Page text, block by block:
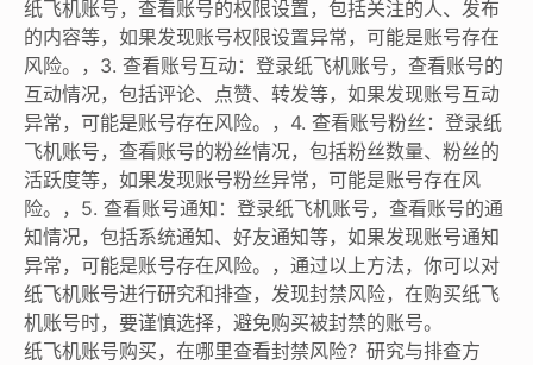
纸飞机账号，查看账号的权限设置，包括关注的人、发布
的内容等，如果发现账号权限设置异常，可能是账号存在
风险。，3. 查看账号互动：登录纸飞机账号，查看账号的
互动情况，包括评论、点赞、转发等，如果发现账号互动
异常，可能是账号存在风险。，4. 查看账号粉丝：登录纸
飞机账号，查看账号的粉丝情况，包括粉丝数量、粉丝的
活跃度等，如果发现账号粉丝异常，可能是账号存在风
险。，5. 查看账号通知：登录纸飞机账号，查看账号的通
知情况，包括系统通知、好友通知等，如果发现账号通知
异常，可能是账号存在风险。，通过以上方法，你可以对
纸飞机账号进行研究和排查，发现封禁风险，在购买纸飞
机账号时，要谨慎选择，避免购买被封禁的账号。
纸飞机账号购买，在哪里查看封禁风险？研究与排查方